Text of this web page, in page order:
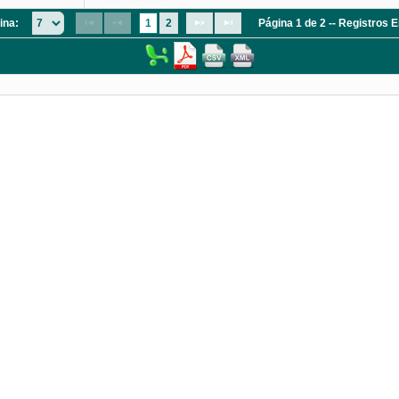
1 2 Página 1 de 2 -- Registros